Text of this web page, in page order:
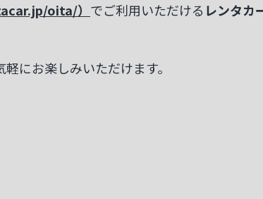
oita/） でご利用いただける レンタカ
にお楽しみいただけます。